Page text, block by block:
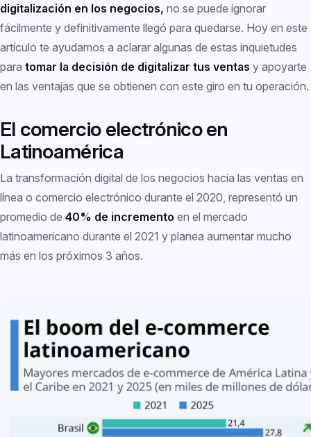
digitalización en los negocios, no se puede ignorar
fácilmente y definitivamente llegó para quedarse. Hoy en este
artículo te ayudamos a aclarar algunas de estas inquietudes
para tomar la decisión de digitalizar tus ventas y apoyarte
en las ventajas que se obtienen con este giro en tu operación.
El comercio electrónico en
Latinoamérica
La transformación digital de los negocios hacia las ventas en
línea o comercio electrónico durante el 2020, representó un
promedio de 40% de incremento en el mercado
latinoamericano durante el 2021 y planea aumentar mucho
más en los próximos 3 años.